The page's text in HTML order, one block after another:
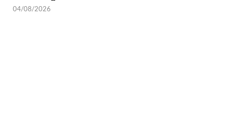
04/08/2026